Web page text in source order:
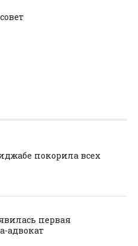
покорила всех
первая
адвокат